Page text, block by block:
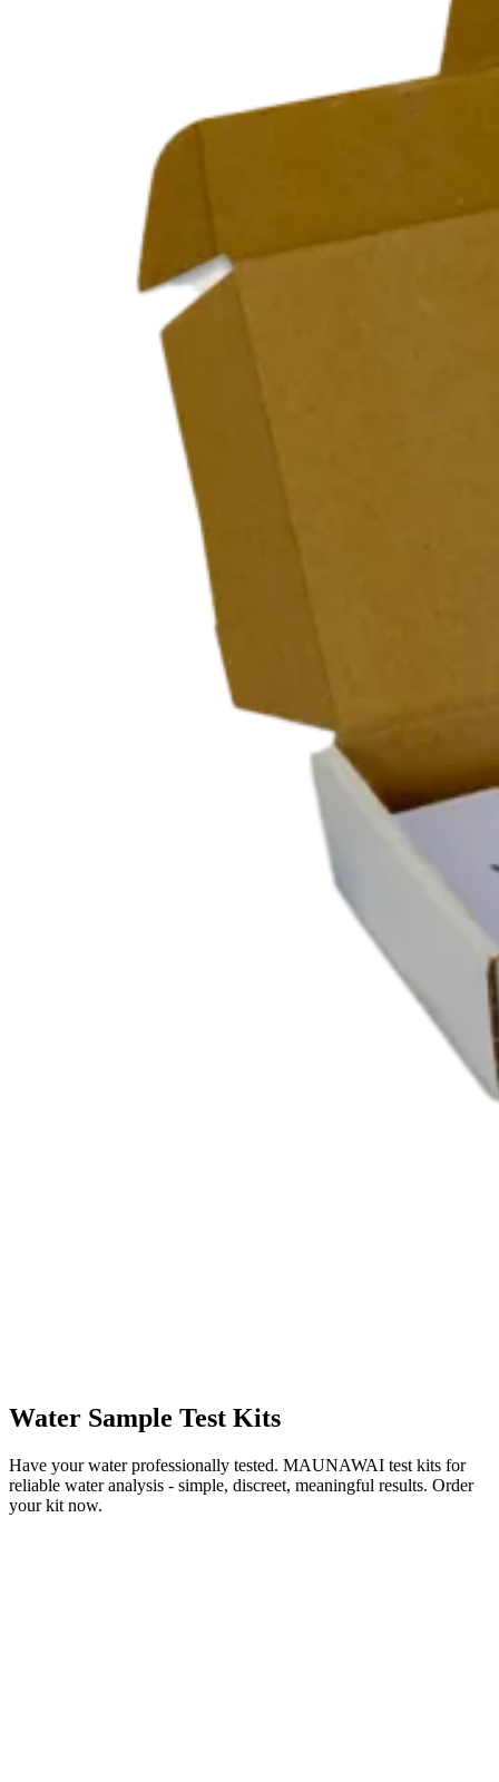
Water Sample Test Kits
Have your water professionally tested. MAUNAWAI test kits for
reliable water analysis - simple, discreet, meaningful results. Order
your kit now.